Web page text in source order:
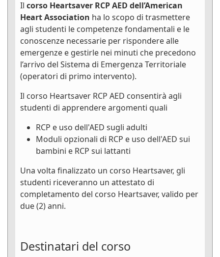
Il corso Heartsaver RCP AED dell’American
Heart Association ha lo scopo di trasmettere
agli studenti le competenze fondamentali e le
conoscenze necessarie per rispondere alle
emergenze e gestirle nei minuti che precedono
l’arrivo del Sistema di Emergenza Territoriale
(operatori di primo intervento).
Il corso Heartsaver RCP AED consentirà agli
studenti di apprendere argomenti quali
RCP e uso dell'AED sugli adulti
Moduli opzionali di RCP e uso dell'AED sui
bambini e RCP sui lattanti
Una volta finalizzato un corso Heartsaver, gli
studenti riceveranno un attestato di
completamento del corso Heartsaver, valido per
due (2) anni.
Destinatari del corso